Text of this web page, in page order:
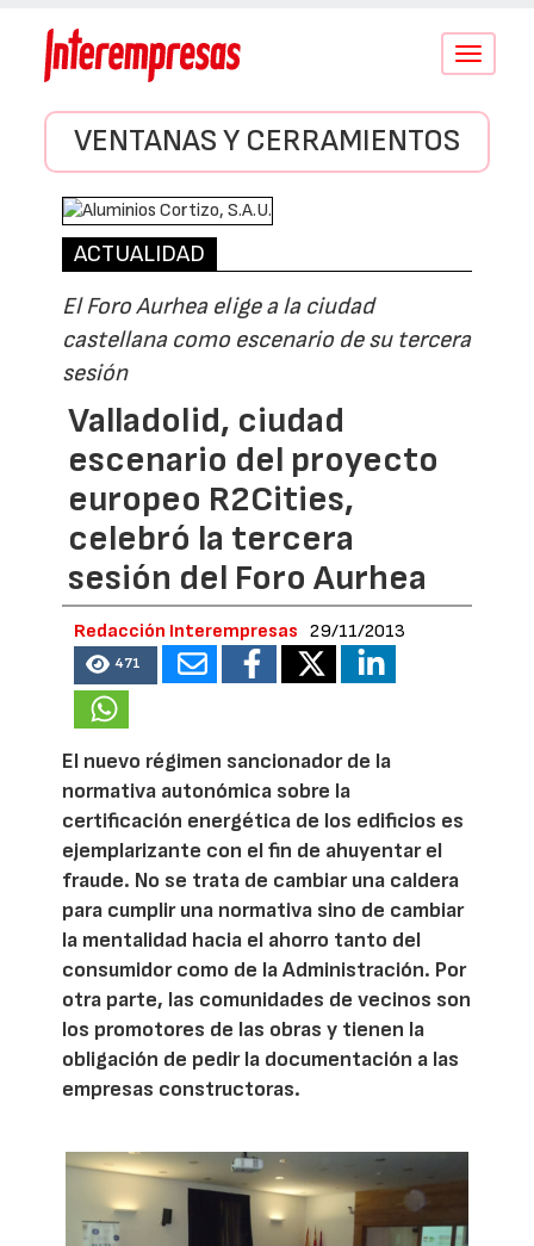
Conmutar
VENTANAS Y CERRAMIENTOS
ACTUALIDAD
El Foro Aurhea elige a la ciudad
castellana como escenario de su tercera
sesión
Valladolid, ciudad
escenario del proyecto
europeo R2Cities,
celebró la tercera
sesión del Foro Aurhea
Redacción Interempresas 29/11/2013
471
El nuevo régimen sancionador de la
normativa autonómica sobre la
certificación energética de los edificios es
ejemplarizante con el fin de ahuyentar el
fraude. No se trata de cambiar una caldera
para cumplir una normativa sino de cambiar
la mentalidad hacia el ahorro tanto del
consumidor como de la Administración. Por
otra parte, las comunidades de vecinos son
los promotores de las obras y tienen la
obligación de pedir la documentación a las
empresas constructoras.